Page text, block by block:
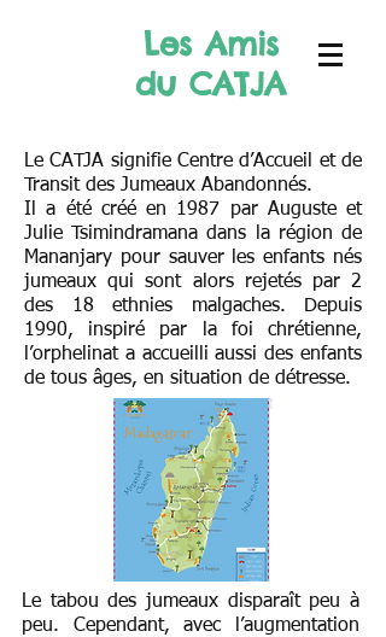
Les Amis
du CATJA
Le CATJA signifie Centre d’Accueil et de
Transit des Jumeaux Abandonnés.
Il a été créé en 1987 par Auguste et
Julie Tsimindramana dans la région de
Mananjary pour sauver les enfants nés
jumeaux qui sont alors rejetés par 2
des 18 ethnies malgaches.
Depuis
1990, inspiré par la foi chrétienne,
l’orphelinat a accueilli aussi des enfants
de tous âges, en situation de détresse.
Le tabou des jumeaux disparaît peu à
peu. Cependant, avec l’augmentation